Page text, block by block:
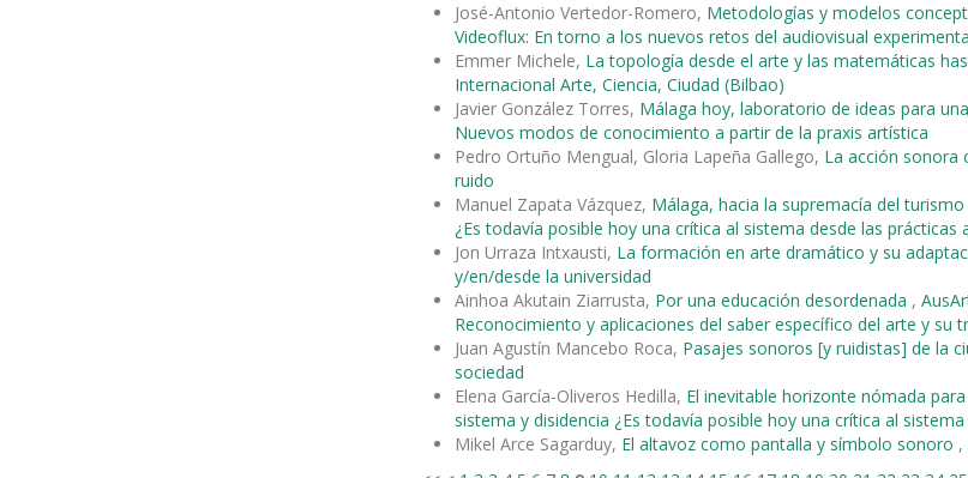
José-Antonio Vertedor-Romero, Metodologías y modelos
Videoflux: En torno a los nuevos retos del audiovisual
Emmer Michele, La topología desde el arte y las matemáticas
Internacional Arte, Ciencia, Ciudad (Bilbao)
Javier González Torres, Málaga hoy, laboratorio de ideas para
Nuevos modos de conocimiento a partir de la praxis artística
Pedro Ortuño Mengual, Gloria Lapeña Gallego, La acción sonora
ruido
Manuel Zapata Vázquez, Málaga, hacia la supremacía del
¿Es todavía posible hoy una crítica al sistema desde las prácticas
Jon Urraza Intxausti, La formación en arte dramático y su
y/en/desde la universidad
Ainhoa Akutain Ziarrusta, Por una educación desordenada ,
Reconocimiento y aplicaciones del saber específico del arte y su
Juan Agustín Mancebo Roca, Pasajes sonoros [y ruidistas] de la
sociedad
Elena García-Oliveros Hedilla, El inevitable horizonte nómada
sistema y disidencia ¿Es todavía posible hoy una crítica al
Mikel Arce Sagarduy, El altavoz como pantalla y símbolo sonoro ,